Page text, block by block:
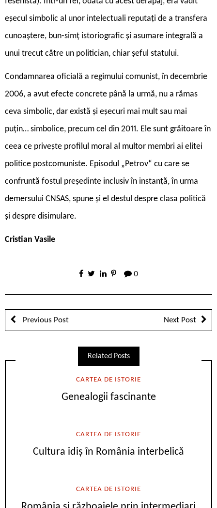
eșecul simbolic al unor intelectuali reputați de a transfera
cunoaștere, bun-simț istoriografic și asumare integrală a
unui trecut către un politician, chiar șeful statului.
Condamnarea oficială a regimului comunist, în decembrie
2006, a avut efecte concrete până la urmă, nu a rămas
ceva simbolic, dar există și eșecuri mai mult sau mai
puțin… simbolice, precum cel din 2011. Ele sunt grăitoare în
ceea ce privește profilul moral al multor membri ai elitei
politice postcomuniste. Episodul „Petrov“ cu care se
confruntă fostul președinte inclusiv în instanță, în urma
demersului CNSAS, spune și el destul despre clasa politică
și despre disimulare.
Cristian Vasile
0
Previous Post Next Post
Related Posts
CARTEA DE ISTORIE
Genealogii fascinante
CARTEA DE ISTORIE
Cultura idiș în România interbelică
CARTEA DE ISTORIE